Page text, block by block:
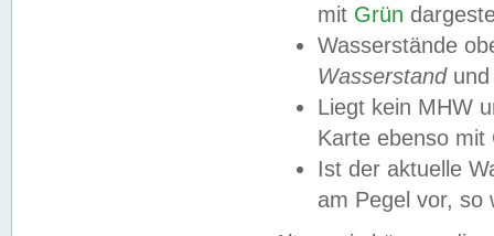
mit Grün
Wasserstände
Wasserstandund
Liegt kein MHW
Karte ebenso mit
Ist der aktuelle
am Pegel vor,